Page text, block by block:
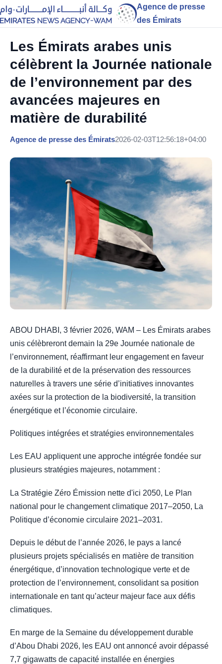
Agence de presse
des Émirats
Les Émirats arabes unis
célèbrent la Journée nationale
de l’environnement par des
avancées majeures en
matière de durabilité
Agence de presse des Émirats2026-02-03T12:56:18+04:00
ABOU DHABI, 3 février 2026, WAM – Les Émirats arabes
unis célèbreront demain la 29e Journée nationale de
l’environnement, réaffirmant leur engagement en faveur
de la durabilité et de la préservation des ressources
naturelles à travers une série d’initiatives innovantes
axées sur la protection de la biodiversité, la transition
énergétique et l’économie circulaire.
Politiques intégrées et stratégies environnementales
Les EAU appliquent une approche intégrée fondée sur
plusieurs stratégies majeures, notamment :
La Stratégie Zéro Émission nette d'ici 2050, Le Plan
national pour le changement climatique 2017–2050, La
Politique d’économie circulaire 2021–2031.
Depuis le début de l’année 2026, le pays a lancé
plusieurs projets spécialisés en matière de transition
énergétique, d’innovation technologique verte et de
protection de l’environnement, consolidant sa position
internationale en tant qu’acteur majeur face aux défis
climatiques.
En marge de la Semaine du développement durable
d’Abou Dhabi 2026, les EAU ont annoncé avoir dépassé
7,7 gigawatts de capacité installée en énergies